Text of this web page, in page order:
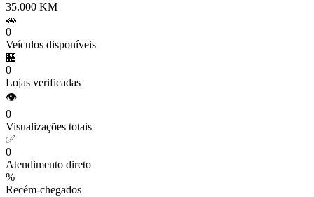
35.000 KM
🚗
0
Veículos disponíveis
🏪
0
Lojas verificadas
👁️
0
Visualizações totais
✅
0
Atendimento direto
%
Recém-chegados